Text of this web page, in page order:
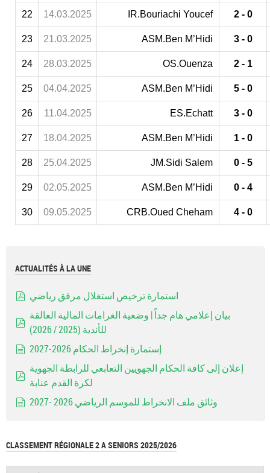
22 14.03.2025 IR.Bouriachi Youcef 2 - 0
23 21.03.2025 ASM.Ben M’Hidi 3 - 0
24 28.03.2025 OS.Ouenza 2 - 1
25 04.04.2025 ASM.Ben M’Hidi 5 - 0
26 11.04.2025 ES.Echatt 3 - 0
27 18.04.2025 ASM.Ben M’Hidi 1 - 0
28 25.04.2025 JM.Sidi Salem 0 - 5
29 02.05.2025 ASM.Ben M’Hidi 0 - 4
30 09.05.2025 CRB.Oued Cheham 4 - 0
ACTUALITÉS À LA UNE
استمارة ترخيص استغلال مرفق رياضي
pdf
بيان إعلامي هام جداً | وضعية الغرامات المالية العالقة
للأندية (2025 / 2026)
إستمارة إنخراط الحكام 2026-2027
pdf
إعلان إلى كافة الحكام الجهويين التعابعي للرابطة الجهوية
لكرة القدم عنابة
وثائق ملف الانخراط للموسم الرياضي 2026 -2027
CLASSEMENT RÉGIONALE 2 A SENIORS 2025/2026